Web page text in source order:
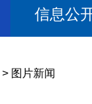
信息公
> 图片新闻